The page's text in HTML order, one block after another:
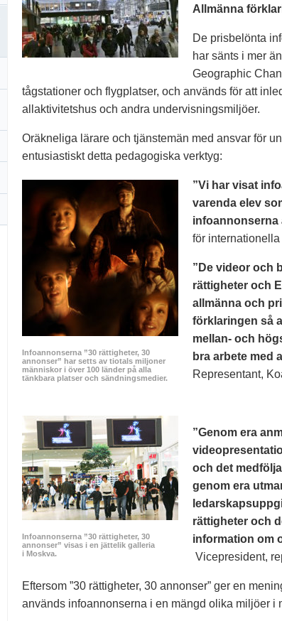
Allmänna
De prisbelönta
har sänts i mer
Geographic
tågstationer och flygplatser, och används för att
allaktivitetshus och andra undervisningsmiljöer.
Oräkneliga lärare och tjänstemän med ansvar för
entusiastiskt detta pedagogiska verktyg:
Infoannonserna ”30 rättigheter, 30
annonser” har setts av tiotals miljoner
människor i över 100 länder på alla
tänkbara platser och sändningsmedier.
”Vi har visat
varenda elev
infoannonserna
för
”De videor och
rättigheter och
allmänna och
förklaringen så
mellan- och
bra arbete med
Representant,
Infoannonserna ”30 rättigheter, 30
annonser” visas i en jättelik galleria
i Moskva.
”Genom era
och det
genom era
rättigheter och
information om
Vicepresident,
Eftersom ”30 rättigheter, 30 annonser” ger en
används infoannonserna i en mängd olika miljöer i